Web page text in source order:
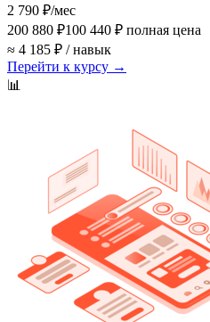
2 790 ₽/мес
200 880 ₽100 440 ₽ полная цена
≈ 4 185 ₽ / навык
Перейти к курсу →
📊